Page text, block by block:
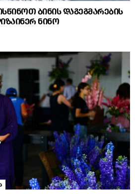
ბინის დაგეგმარების
ნინო